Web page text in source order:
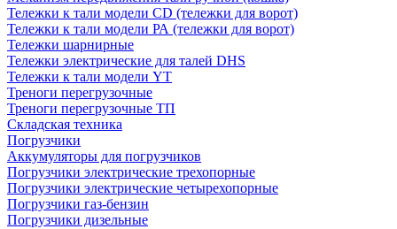
Тележки к тали модели CD (тележки для ворот)
Тележки к тали модели РА (тележки для ворот)
Тележки шарнирные
Тележки электрические для талей DHS
Тележки к тали модели YT
Треноги перегрузочные
Треноги перегрузочные ТП
Складская техника
Погрузчики
Аккумуляторы для погрузчиков
Погрузчики электрические трехопорные
Погрузчики электрические четырехопорные
Погрузчики газ-бензин
Погрузчики дизельные